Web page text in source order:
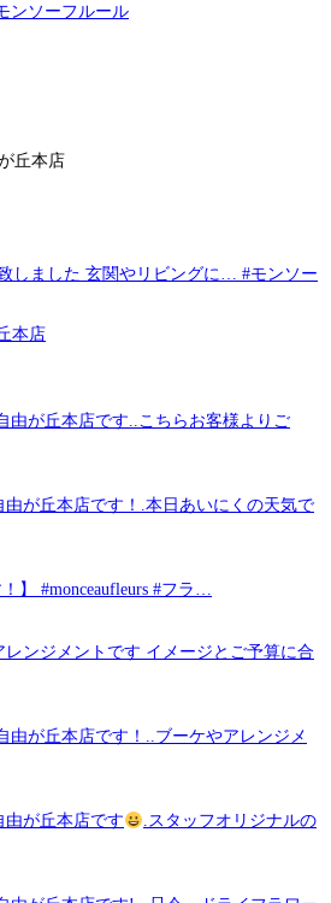
ンソーフルール
しました️ 玄関やリビングに… #モンソー
本店
由が丘本店です️..こちらお客様よりご
由が丘本店です！.本日あいにくの天気で
！】 #monceaufleurs #フラ…
レンジメントです イメージとご予算に合
由が丘本店です！..ブーケやアレンジメ
由が丘本店です
.スタッフオリジナルの